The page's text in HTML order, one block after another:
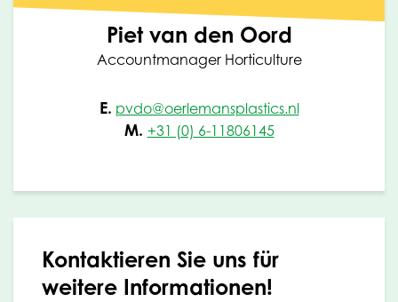
Piet van den Oord
Accountmanager Horticulture
E. pvdo@oerlemansplastics.nl
M. +31 (0) 6-11806145
Kontaktieren Sie uns für
weitere Informationen!